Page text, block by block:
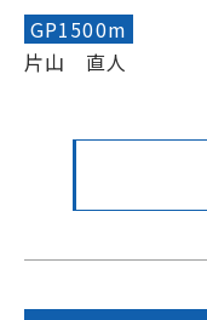
GP1500m
片山 直人